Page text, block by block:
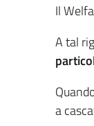
Il
A tal
a